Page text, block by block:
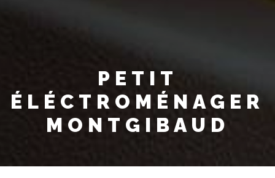
PETIT
ÉLÉCTROMÉNAGER
MONTGIBAUD